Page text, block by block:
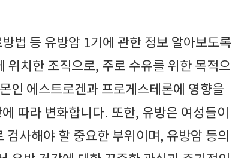
법 등 유방암 1기에 관한 정보 알아보도록
위치한 조직으로, 주로 수유를 위한 목적으
인 에스트로겐과 프로게스테론에 영향을
따라 변화합니다. 또한, 유방은 여성들이
사해야 할 중요한 부위이며, 유방암 등의